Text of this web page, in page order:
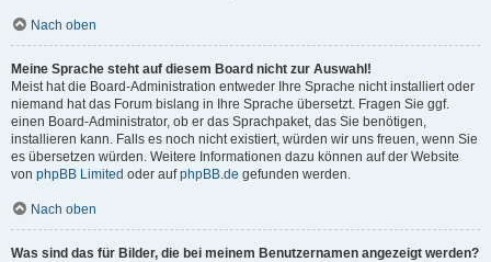
Nach oben
Meine Sprache steht auf diesem Board nicht zur Auswahl!
Meist hat die Board-Administration entweder Ihre Sprache nicht installiert oder
niemand hat das Forum bislang in Ihre Sprache übersetzt. Fragen Sie ggf.
einen Board-Administrator, ob er das Sprachpaket, das Sie benötigen,
installieren kann. Falls es noch nicht existiert, würden wir uns freuen, wenn Sie
es übersetzen würden. Weitere Informationen dazu können auf der Website
von phpBB Limited oder aufphpBB.de gefunden werden.
Nach oben
Was sind das für Bilder, die bei meinem Benutzernamen angezeigt werden?